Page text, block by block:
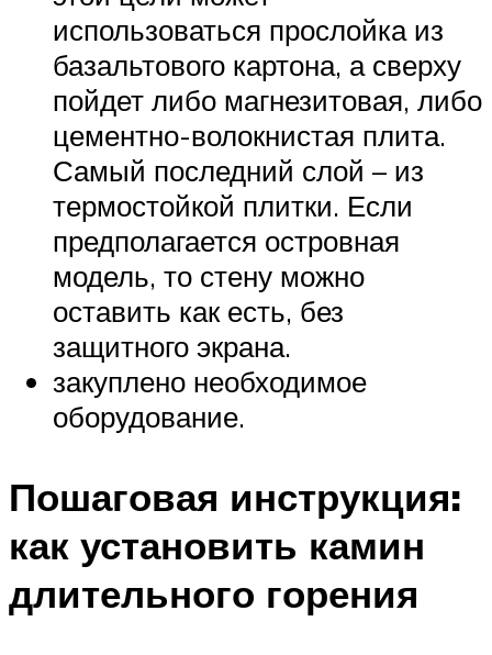
использоваться прослойка из
базальтового картона, а сверху
пойдет либо магнезитовая, либо
цементно-волокнистая плита.
Самый последний слой – из
термостойкой плитки. Если
предполагается островная
модель, то стену можно
оставить как есть, без
защитного экрана.
закуплено необходимое
оборудование.
Пошаговая инструкция:
как установить камин
длительного горения